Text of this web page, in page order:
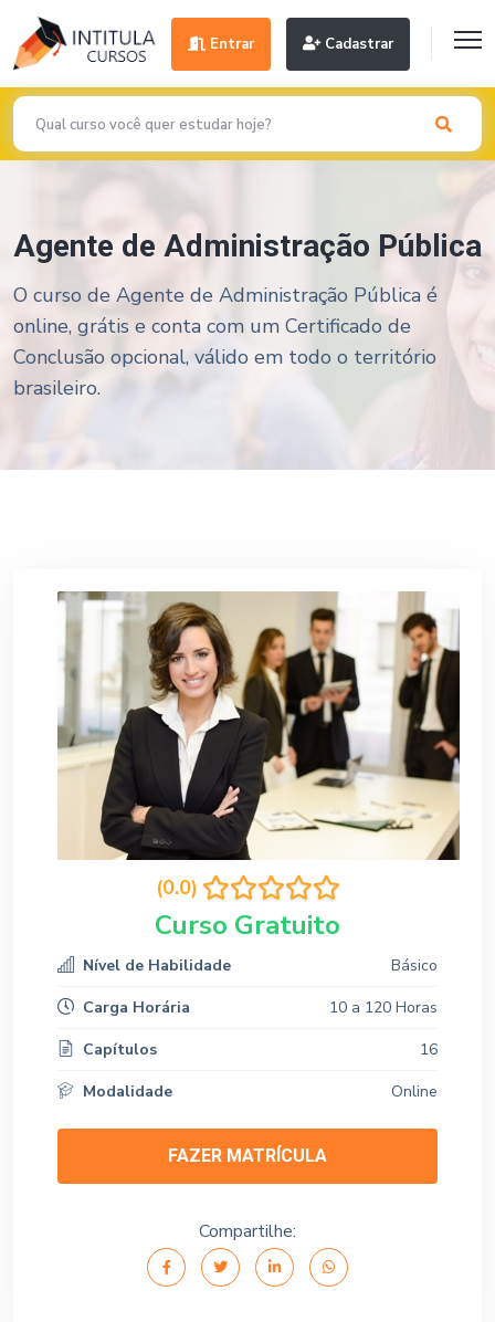
Entrar Cadastrar
Agente de Administração Pública
O curso de Agente de Administração Pública é
online, grátis e conta com um Certificado de
Conclusão opcional, válido em todo o território
brasileiro.
(0.0)
Curso Gratuito
Nível de Habilidade
Básico
Carga Horária
10 a 120 Horas
Capítulos
16
Modalidade
Online
FAZER MATRÍCULA
Compartilhe: